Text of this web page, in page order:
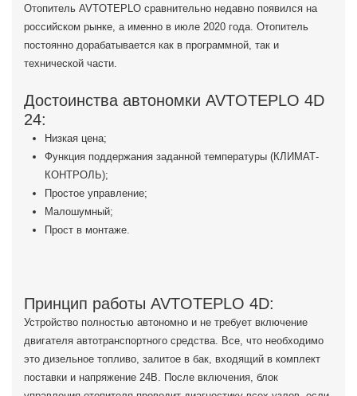
Отопитель AVTOTEPLO сравнительно недавно появился на
российском рынке, а именно в июле 2020 года. Отопитель
постоянно дорабатывается как в программной, так и
технической части.
Достоинства автономки AVTOTEPLO 4D
24:
Низкая цена;
Функция поддержания заданной температуры (КЛИМАТ-
КОНТРОЛЬ);
Простое управление;
Малошумный;
Прост в монтаже.
Принцип работы AVTOTEPLO 4D:
Устройство полностью автономно и не требует включение
двигателя автотранспортного средства. Все, что необходимо
это дизельное топливо, залитое в бак, входящий в комплект
поставки и напряжение 24В. После включения, блок